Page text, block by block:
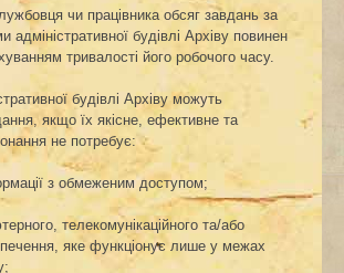
чи працівника обсяг завдань за
будівлі Архіву повинен
тривалості його робочого часу.
будівлі Архіву можуть
якщо їх якісне, ефективне та
не потребує:
з обмеженим доступом;
телекомунікаційного та/або
яке функціонує лише у межах